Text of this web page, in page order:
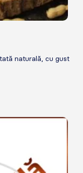
naturală, cu gust